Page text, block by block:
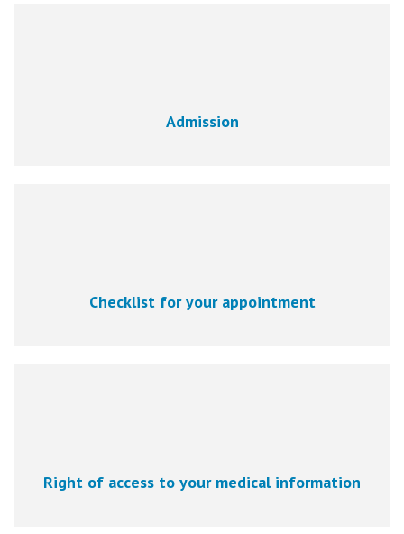
Admission
Checklist for your appointment
Right of access to your medical information